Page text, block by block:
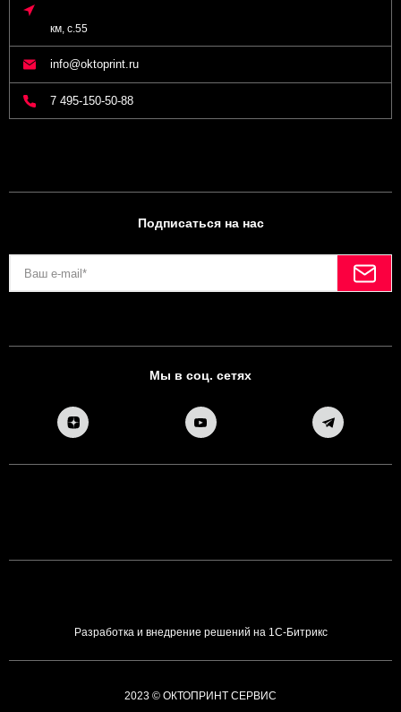
км, с.55
info@oktoprint.ru
7 495-150-50-88
Подписаться на нас
Мы в соц. сетях
Разработка и внедрение решений на 1С-Битрикс
2023 © ОКТОПРИНТ СЕРВИС